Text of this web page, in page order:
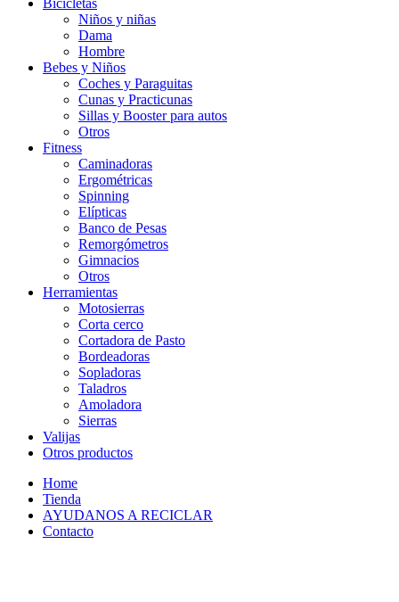
Bicicletas
Niños y niñas
Dama
Hombre
Bebes y Niños
Coches y Paraguitas
Cunas y Practicunas
Sillas y Booster para autos
Otros
Fitness
Caminadoras
Ergométricas
Spinning
Elípticas
Banco de Pesas
Remorgómetros
Gimnacios
Otros
Herramientas
Motosierras
Corta cerco
Cortadora de Pasto
Bordeadoras
Sopladoras
Taladros
Amoladora
Sierras
Valijas
Otros productos
Home
Tienda
AYUDANOS A RECICLAR
Contacto